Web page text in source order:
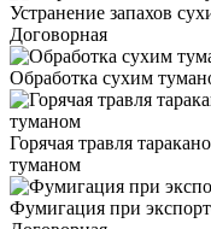
Устранение запахов
Договорная
Обработка сухим
Горячая травля
туманом
Фумигация при